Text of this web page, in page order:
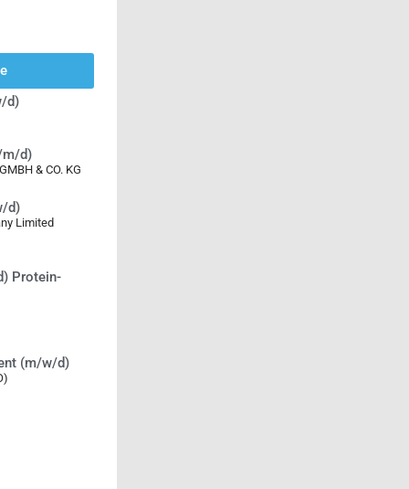
d)
m/d)
& CO. KG
d)
Limited
Protein-
(m/w/d)